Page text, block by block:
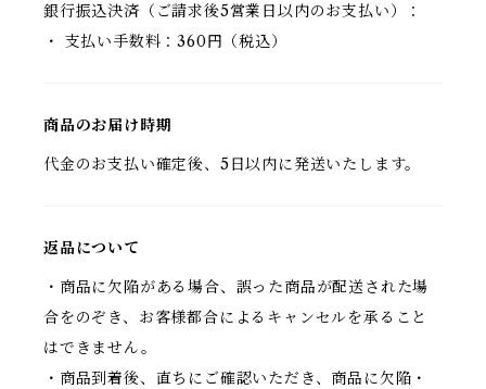
銀行振込決済（ご請求後5営業日以内のお支払い）：
・ 支払い手数料：360円（税込）
商品のお届け時期
代金のお支払い確定後、5日以内に発送いたします。
返品について
・商品に欠陥がある場合、誤った商品が配送された場
合をのぞき、お客様都合によるキャンセルを承ること
はできません。
・商品到着後、直ちにご確認いただき、商品に欠陥・